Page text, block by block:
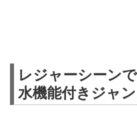
レジャーシーン
水機能付きジャ